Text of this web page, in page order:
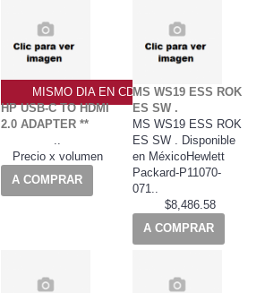
MISMO DIA EN CDMX
HP USB-C TO HDMI
2.0 ADAPTER **
Precio x volumen
A COMPRAR
MS WS19 ESS ROK
ES SW .
MS WS19 ESS ROK
ES SW . Disponible
en MéxicoHewlett
Packard-P11070-
071..
$8,486.58
A COMPRAR